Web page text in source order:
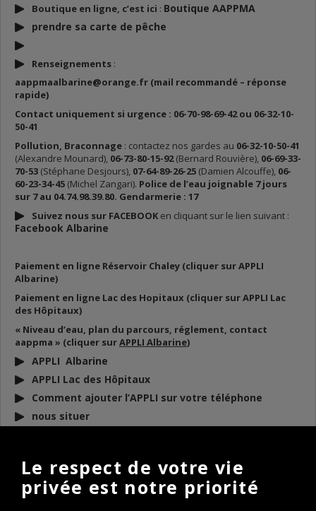
Boutique en ligne, c’est ici : Boutique AAPPMA
prendre sa carte de pêche
Renseignements :
aappmaalbarine@orange.fr (mail recommandé – réponse
rapide)
Contact uniquement si urgence : 06-70-98-69-42 ou 06-32-10-
50-41
Pollution, Braconnage : contactez nos gardes au 06-32-10-50-41
(Alexandre Mounard), 06-73-80-15-92(Bernard Rouvière), 06-69-33-
70-53 (Stéphane Desjours), 07-64-89-26-25 (Damien Alcouffe), 06-
60-23-34-45 (Michel Zangari). Police de l’eau joignable 7 jours
sur 7 au 04.74.98.39.80. Gendarmerie : 17
Suivez nous sur FACEBOOK en cliquant sur le lien suivant :
Facebook Albarine
Paiement en ligne Réservoir Chaley (cliquer sur APPLI
Albarine)
Paiement en ligne Lac des Hopitaux (cliquer sur APPLI Lac
des Hôpitaux)
« Niveau d’eau, plan du parcours, réglement, contact
aappma » (cliquer surAPPLI Albarine)
APPLI Albarine
APPLI Lac des Hôpitaux
Comment ajouter l’APPLI sur votre téléphone
nous situer
DOCUMENTS À TÉLÉCHARGER
BULLETIN D’INFO 2026
Le respect de votre vie
privée est notre priorité